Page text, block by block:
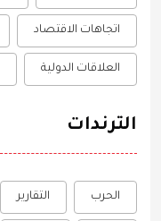
اتجاهات الاقتصاد
العلاقات الدولية
الترندات
الحرب التقارير